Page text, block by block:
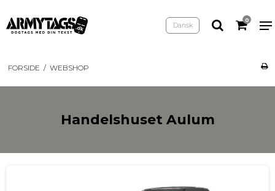
Dansk
0
FORSIDE / WEBSHOP
Handelshuset Aulum